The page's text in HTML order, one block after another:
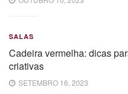
SALAS
Cadeira vermelha: dicas
criativas
SETEMBRO 16, 2023